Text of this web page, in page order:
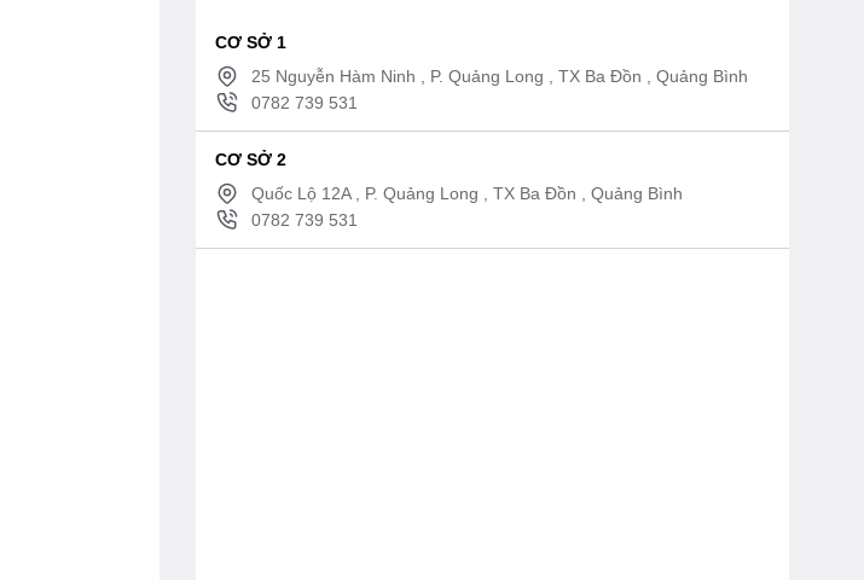
CƠ SỞ 1
25 Nguyễn Hàm Ninh , P. Quảng Long , TX Ba Đồn , Quảng Bình
0782 739 531
CƠ SỞ 2
Quốc Lộ 12A , P. Quảng Long , TX Ba Đồn , Quảng Bình
0782 739 531